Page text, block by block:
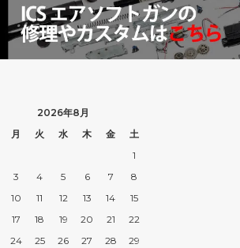
2026年8月
月 火 水 木 金
土
1
3 4 5 6 7
8
10 11 12 13 14
15
17 18 19 20 21
22
24 25 26 27 28
29